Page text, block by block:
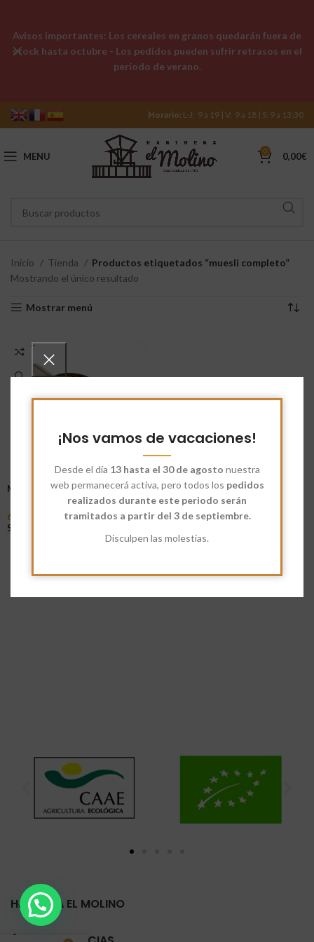
¡Nos vamos de vacaciones!
Desde el día 13 hasta el 30 de agosto nuestra
web permanecerá activa, pero todos los pedidos
realizados durante este periodo serán
tramitados a partir del 3 de septiembre.
Disculpen las molestias.
Horario: L-J: 9 a 19 | V: 9 a 18 | S: 9 a 13:30
MENU 0 0,00€
Inicio Tienda
Productos etiquetados “muesli completo”
Mostrando el único resultado
Mostrar menú
AGOT
ADO
Muesli completo Ecológico
6,90 €
Seleccionar Opciones
HARINERA EL MOLINO
Avisos importantes: Los cereales en granos quedarán fuera de
stock hasta octubre - Los pedidos pueden sufrir retrasos en el
período de verano.